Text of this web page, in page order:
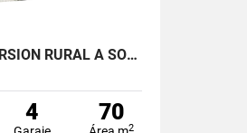
OPORTUNIDAD DE INVERSIÓN RURAL A SOLO 20 MINUTOS DE SAN ROQUE.
4 70
2